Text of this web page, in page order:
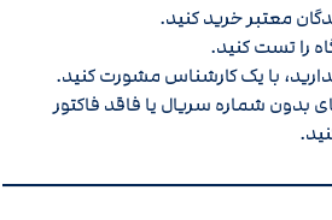
معتبر خرید کنید.
را تست کنید.
با یک کارشناس مشورت کنید.
بدون شماره سریال یا فاقد فاکتور